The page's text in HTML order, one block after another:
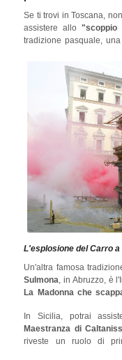
Se ti trovi in Toscana,
assistere allo
tradizione pasquale,
Una volta che il carro
partire una colomba
provocando uno
simboleggia un anno di
L'esplosione del Carro
Un'altra famosa
Sulmona, in Abruzzo, è
La Madonna che
emozionante
imperdibile per chi
In Sicilia, potrai
Maestranza di
riveste un ruolo di